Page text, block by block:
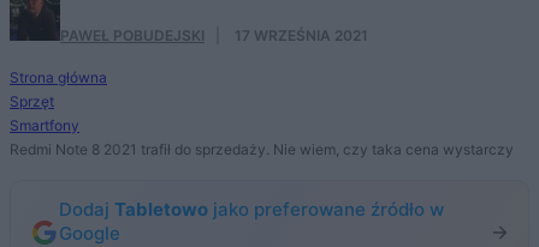
PAWEŁ POBUDEJSKI 17 WRZEŚNIA 2021
Strona główna
Sprzęt
Smartfony
Redmi Note 8 2021 trafił do sprzedaży. Nie wiem, czy taka cena wystarczy
Dodaj Tabletowo jako preferowane źródło w
Google